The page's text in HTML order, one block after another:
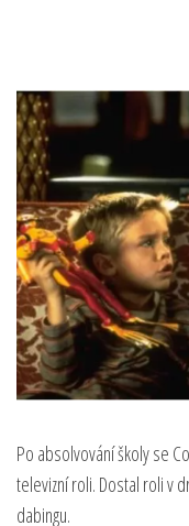
Po absolvování školy se
televizní roli. Dostal roli v
dabingu.